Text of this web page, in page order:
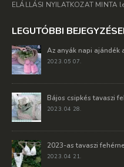
ELÁLLÁSI NYILATKOZAT MINTA
LEGUTÓBBI
Az anyák napi ajándék
2023. 05 07.
Bájos csipkés tavaszi
2023. 04 28.
2023-as tavaszi
2023. 04 21.